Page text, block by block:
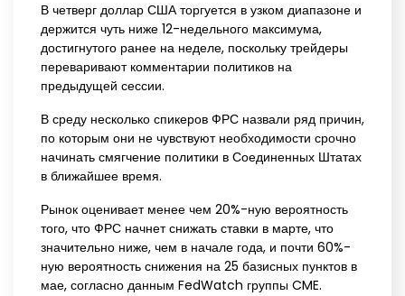
В четверг доллар США торгуется в узком диапазоне и
держится чуть ниже 12-недельного максимума,
достигнутого ранее на неделе, поскольку трейдеры
переваривают комментарии политиков на
предыдущей сессии.
В среду несколько спикеров ФРС назвали ряд причин,
по которым они не чувствуют необходимости срочно
начинать смягчение политики в Соединенных Штатах
в ближайшее время.
Рынок оценивает менее чем 20%-ную вероятность
того, что ФРС начнет снижать ставки в марте, что
значительно ниже, чем в начале года, и почти 60%-
ную вероятность снижения на 25 базисных пунктов в
мае, согласно данным FedWatch группы CME.